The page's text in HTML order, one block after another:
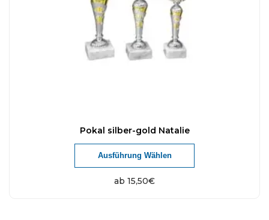
Pokal silber-gold Natalie
ab 15,50€
Ausführung Wählen